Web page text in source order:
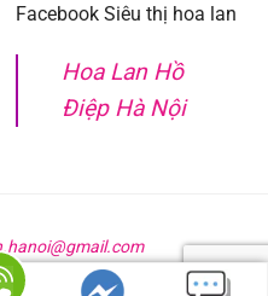
Facebook Siêu thị hoa lan
Hoa Lan Hồ
Điệp Hà Nội
HỒ ĐIỆP HÀ NỘI